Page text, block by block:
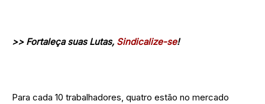
>> Fortaleça suas Lutas, Sindicalize-se!
Para cada 10 trabalhadores, quatro estão no mercado